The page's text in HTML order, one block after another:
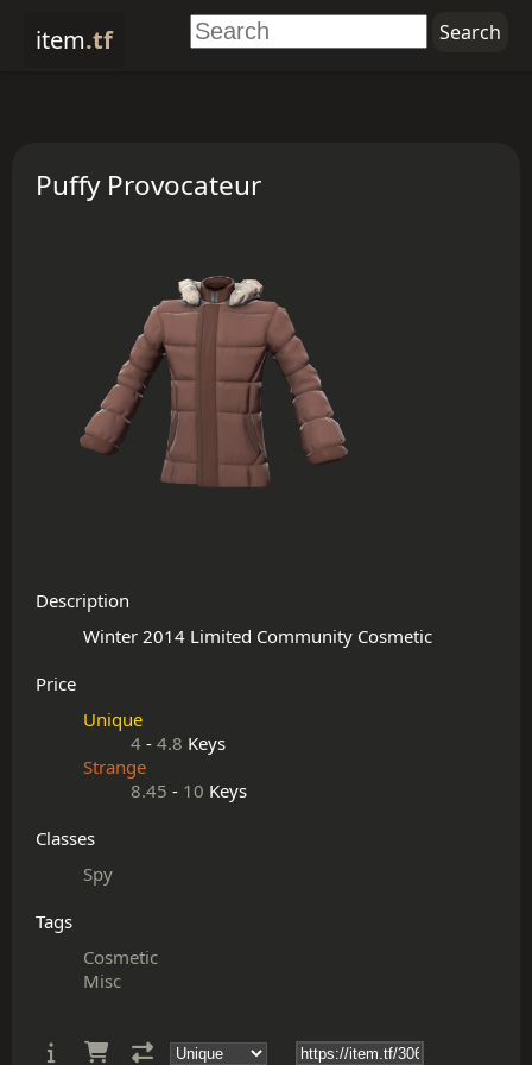
item.tf
Puffy Provocateur
Description
Price
Unique
4 - 4.8 Keys
Strange
8.45 - 10 Keys
Classes
Spy
Tags
Cosmetic
Misc